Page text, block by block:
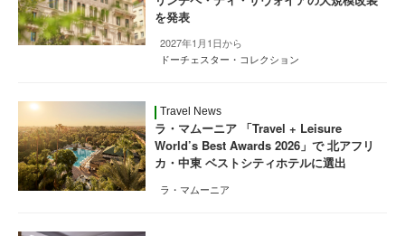
を発表
2027年1月1日から
ドーチェスター・コレクション
Travel News
ラ・マムーニア 「Travel + Leisure
World’s Best Awards 2026」で 北アフリ
カ・中東 ベストシティホテルに選出
ラ・マムーニア